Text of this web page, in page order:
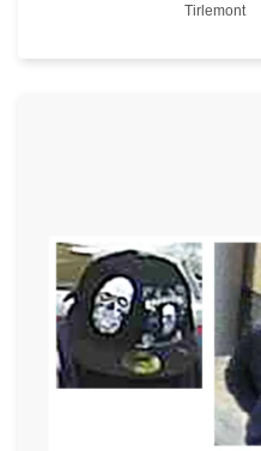
Lieux
Tirlemont